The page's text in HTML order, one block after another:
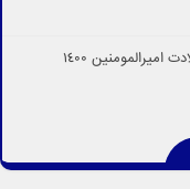
1400